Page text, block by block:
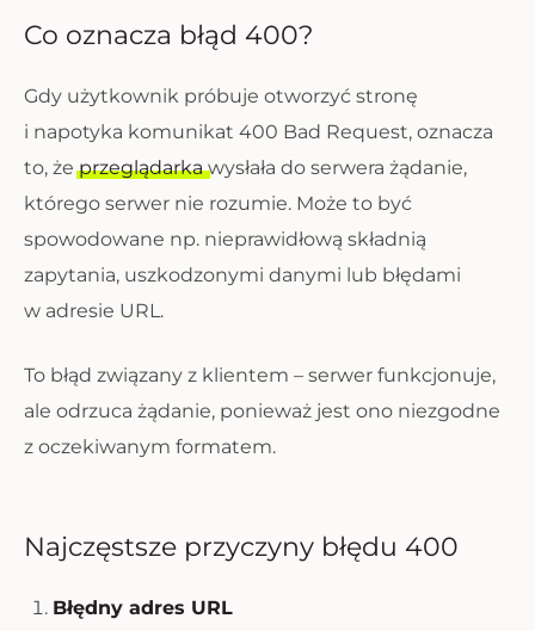
Co oznacza błąd 400?
Gdy użytkownik próbuje otworzyć stronę
i napotyka komunikat 400 Bad Request, oznacza
to, żeprzeglądarkawysłała do serwera żądanie,
którego serwer nie rozumie. Może to być
spowodowane np. nieprawidłową składnią
zapytania, uszkodzonymi danymi lub błędami
w adresie URL.
To błąd związany z klientem – serwer funkcjonuje,
ale odrzuca żądanie, ponieważ jest ono niezgodne
z oczekiwanym formatem.
Najczęstsze przyczyny błędu 400
Błędny adres URL